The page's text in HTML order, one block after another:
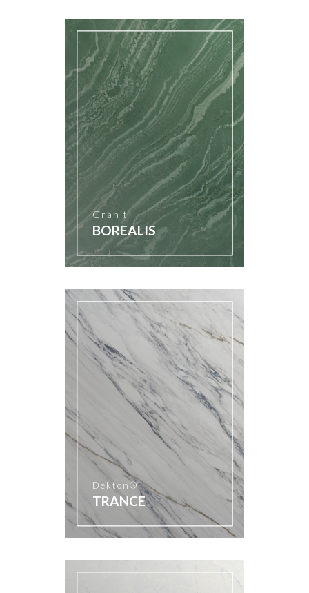
Granit
BOREALIS
Dekton®
TRANCE